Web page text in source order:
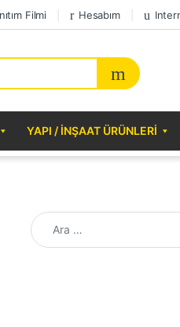
Filmi Hesabım
YAPI / İNŞAAT ÜRÜNLERI
Arama: